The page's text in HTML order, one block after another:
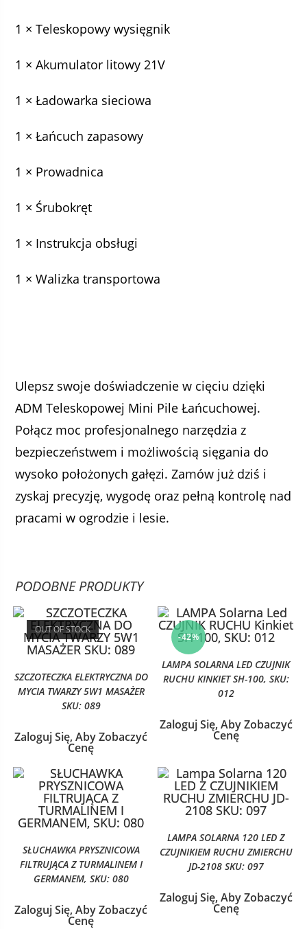
1 × Teleskopowy wysięgnik
1 × Akumulator litowy 21V
1 × Ładowarka sieciowa
1 × Łańcuch zapasowy
1 × Prowadnica
1 × Śrubokręt
1 × Instrukcja obsługi
1 × Walizka transportowa
Ulepsz swoje doświadczenie w cięciu dzięki
ADM Teleskopowej Mini Pile Łańcuchowej.
Połącz moc profesjonalnego narzędzia z
bezpieczeństwem i możliwością sięgania do
wysoko położonych gałęzi. Zamów już dziś i
zyskaj precyzję, wygodę oraz pełną kontrolę nad
pracami w ogrodzie i lesie.
PODOBNE PRODUKTY
OUT OF STOCK
SZCZOTECZKA ELEKTRYCZNA DO
MYCIA TWARZY 5W1 MASAŻER
SKU: 089
Zaloguj Się, Aby Zobaczyć
Cenę
-42%
LAMPA SOLARNA LED CZUJNIK
RUCHU KINKIET SH-100, SKU:
012
Zaloguj Się, Aby Zobaczyć
Cenę
SŁUCHAWKA PRYSZNICOWA
FILTRUJĄCA Z TURMALINEM I
GERMANEM, SKU: 080
Zaloguj Się, Aby Zobaczyć
Cenę
LAMPA SOLARNA 120 LED Z
CZUJNIKIEM RUCHU ZMIERCHU
JD-2108 SKU: 097
Zaloguj Się, Aby Zobaczyć
Cenę